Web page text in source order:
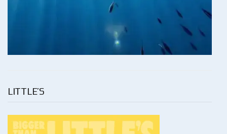
LITTLE’S